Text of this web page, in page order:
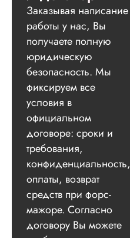
Заказывая написание
работы у нас, Вы
получаете полную
юридическую
безопасность. Мы
фиксируем все
условия в
официальном
договоре: сроки и
требования,
конфиденциальность,
оплаты, возврат
средств при форс-
мажоре. Согласно
договору Вы можете